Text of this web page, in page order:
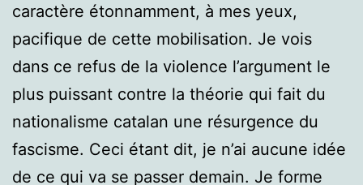
caractère étonnamment, à mes yeux,
pacifique de cette mobilisation. Je vois
dans ce refus de la violence l’argument le
plus puissant contre la théorie qui fait du
nationalisme catalan une résurgence du
fascisme. Ceci étant dit, je n’ai aucune idée
de ce qui va se passer demain. Je forme